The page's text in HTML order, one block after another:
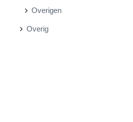
Overigen
Overig